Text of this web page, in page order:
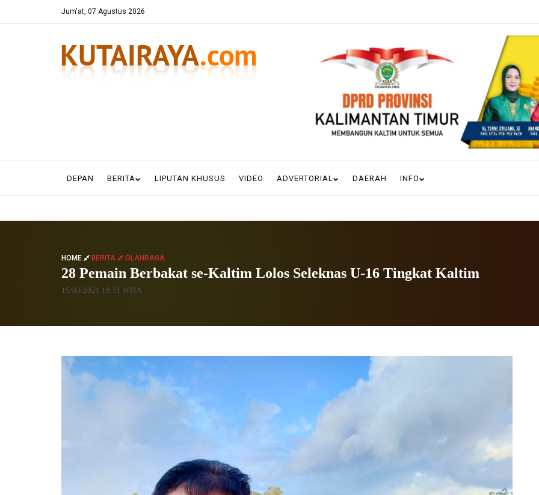
Jum'at, 07 Agustus 2026
DEPAN BERITA LIPUTAN KHUSUS VIDEO ADVERTORIAL DAERAH INFO
HOME BERITA OLAHRAGA
28 Pemain Berbakat se-Kaltim Lolos Seleknas U-16 Tingkat Kaltim
15/03/2021 18:51 WITA